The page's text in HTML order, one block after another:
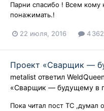
Парни спасибо ! Всем кому
понажимать.!
22 июля, 2016 4
Проект «Сварщик —
metalist ответил
«Сварщик — будущему в
Пока читал пост ТС ,думал